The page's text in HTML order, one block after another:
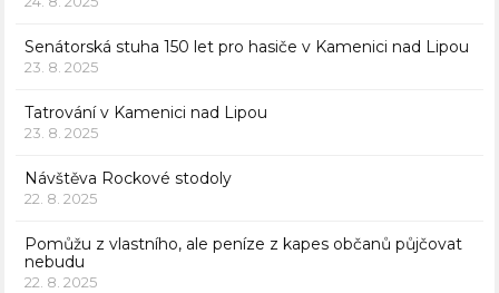
Senátorská stuha 150 let pro hasiče v Kamenici nad Lipou
23. 8. 2025
Tatrování v Kamenici nad Lipou
23. 8. 2025
Návštěva Rockové stodoly
22. 8. 2025
Pomůžu z vlastního, ale peníze z kapes občanů půjčovat
nebudu
22. 8. 2025